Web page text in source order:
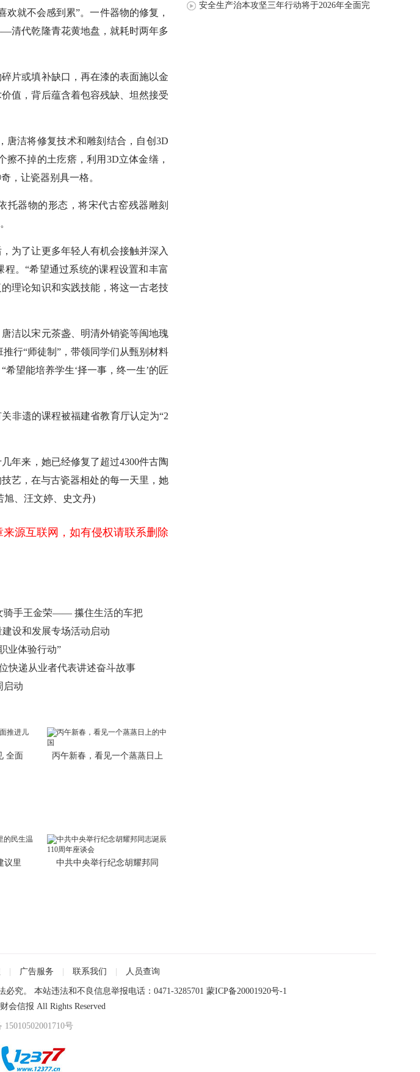
就不会感到累”。一件器物的修复，
清代乾隆青花黄地盘，就耗时两年多
片或填补缺口，再在漆的表面施以金
值，背后蕴含着包容残缺、坦然接受
洁将修复技术和雕刻结合，自创3D
不掉的土疙瘩，利用3D立体金缮，
，让瓷器别具一格。
器物的形态，将宋代古窑残器雕刻
为了让更多年轻人有机会接触并深入
。“希望通过系统的课程设置和丰富
理论知识和实践技能，将这一古老技
洁以宋元茶盏、明清外销瓷等闽地瑰
行“师徒制”，带领同学们从甄别材料
望能培养学生‘择一事，终一生’的匠
非遗的课程被福建省教育厅认定为“2
来，她已经修复了超过4300件古陶
艺，在与古瓷器相处的每一天里，她
旭、汪文婷、史文丹)
来源互联网，如有侵权请联系删除
骑手王金荣—— 攥住生活的车把
设和发展专场活动启动
业体验行动”
快递从业者代表讲述奋斗故事
启动
全面 丙午新春，看见一个蒸蒸日上
议里 中共中央举行纪念胡耀邦同
安全生产治本攻坚三年行动将于2026年全面完
广告服务 联系我们 人员查询
究。 本站违法和不良信息举报电话：0471-3285701 蒙ICP备20001920号-1
会信报 All Rights Reserved
号